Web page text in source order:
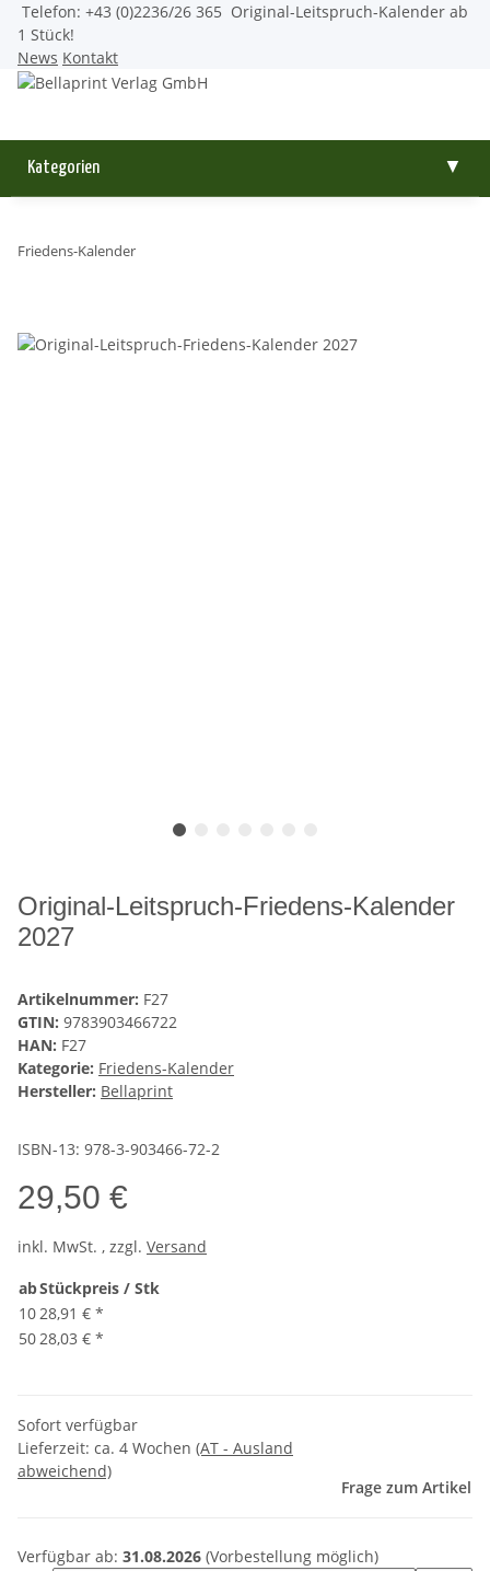
Telefon: +43 (0)2236/26 365 Original-Leitspruch-Kalender ab
1 Stück!
News Kontakt
Kategorien ▼
Friedens-Kalender
Original-Leitspruch-Friedens-Kalender
2027
Artikelnummer: F27
GTIN: 9783903466722
HAN: F27
Kategorie: Friedens-Kalender
Hersteller: Bellaprint
ISBN-13: 978-3-903466-72-2
29,50 €
inkl. MwSt. , zzgl. Versand
abStückpreis / Stk
1028,91 € *
5028,03 € *
Sofort verfügbar
Lieferzeit: ca. 4 Wochen (AT - Ausland
abweichend)
Frage zum Artikel
Verfügbar ab: 31.08.2026 (Vorbestellung möglich)